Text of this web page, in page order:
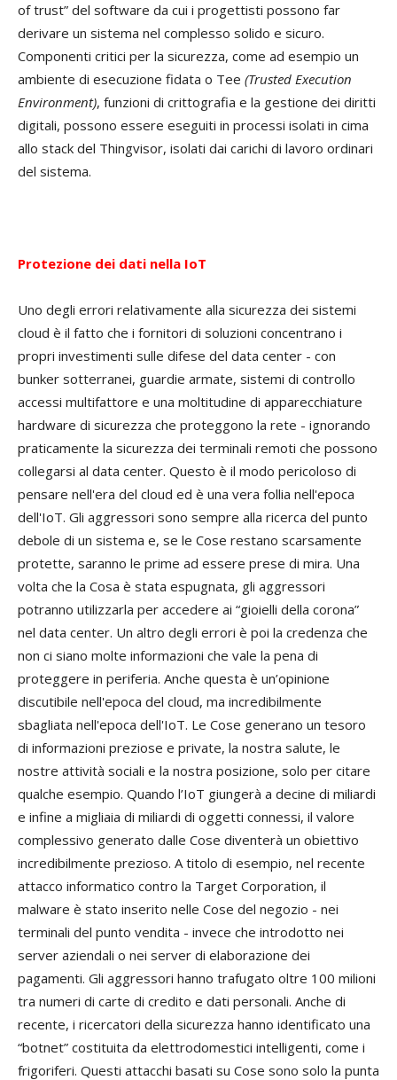
of trust” del software da cui i progettisti possono far
derivare un sistema nel complesso solido e sicuro.
Componenti critici per la sicurezza, come ad esempio un
ambiente di esecuzione fidata o Tee (Trusted Execution
Environment), funzioni di crittografia e la gestione dei diritti
digitali, possono essere eseguiti in processi isolati in cima
allo stack del Thingvisor, isolati dai carichi di lavoro ordinari
del sistema.
Protezione dei dati nella IoT
Uno degli errori relativamente alla sicurezza dei sistemi
cloud è il fatto che i fornitori di soluzioni concentrano i
propri investimenti sulle difese del data center - con
bunker sotterranei, guardie armate, sistemi di controllo
accessi multifattore e una moltitudine di apparecchiature
hardware di sicurezza che proteggono la rete - ignorando
praticamente la sicurezza dei terminali remoti che possono
collegarsi al data center. Questo è il modo pericoloso di
pensare nell'era del cloud ed è una vera follia nell'epoca
dell'IoT. Gli aggressori sono sempre alla ricerca del punto
debole di un sistema e, se le Cose restano scarsamente
protette, saranno le prime ad essere prese di mira. Una
volta che la Cosa è stata espugnata, gli aggressori
potranno utilizzarla per accedere ai “gioielli della corona”
nel data center. Un altro degli errori è poi la credenza che
non ci siano molte informazioni che vale la pena di
proteggere in periferia. Anche questa è un’opinione
discutibile nell'epoca del cloud, ma incredibilmente
sbagliata nell'epoca dell'IoT. Le Cose generano un tesoro
di informazioni preziose e private, la nostra salute, le
nostre attività sociali e la nostra posizione, solo per citare
qualche esempio. Quando l’IoT giungerà a decine di miliardi
e infine a migliaia di miliardi di oggetti connessi, il valore
complessivo generato dalle Cose diventerà un obiettivo
incredibilmente prezioso. A titolo di esempio, nel recente
attacco informatico contro la Target Corporation, il
malware è stato inserito nelle Cose del negozio - nei
terminali del punto vendita - invece che introdotto nei
server aziendali o nei server di elaborazione dei
pagamenti. Gli aggressori hanno trafugato oltre 100 milioni
tra numeri di carte di credito e dati personali. Anche di
recente, i ricercatori della sicurezza hanno identificato una
“botnet” costituita da elettrodomestici intelligenti, come i
frigoriferi. Questi attacchi basati su Cose sono solo la punta